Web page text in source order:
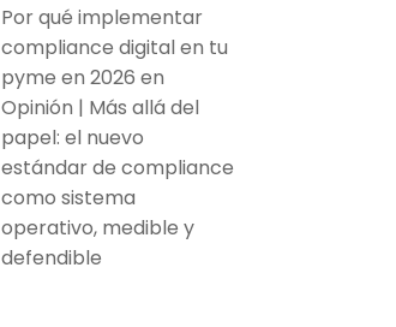
Por qué implementar
compliance digital en tu
pyme en 2026 en
Opinión | Más allá del
papel: el nuevo
estándar de compliance
como sistema
operativo, medible y
defendible